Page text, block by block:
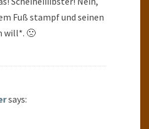
Fuß stampf und seinen
will*. 🙁
says: